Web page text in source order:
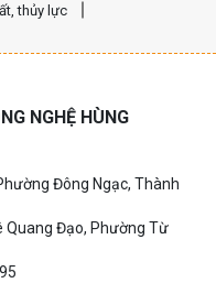
thủy lực
NGHỆ HÙNG
Đông Ngạc, Thành
Quang Đạo, Phường Từ